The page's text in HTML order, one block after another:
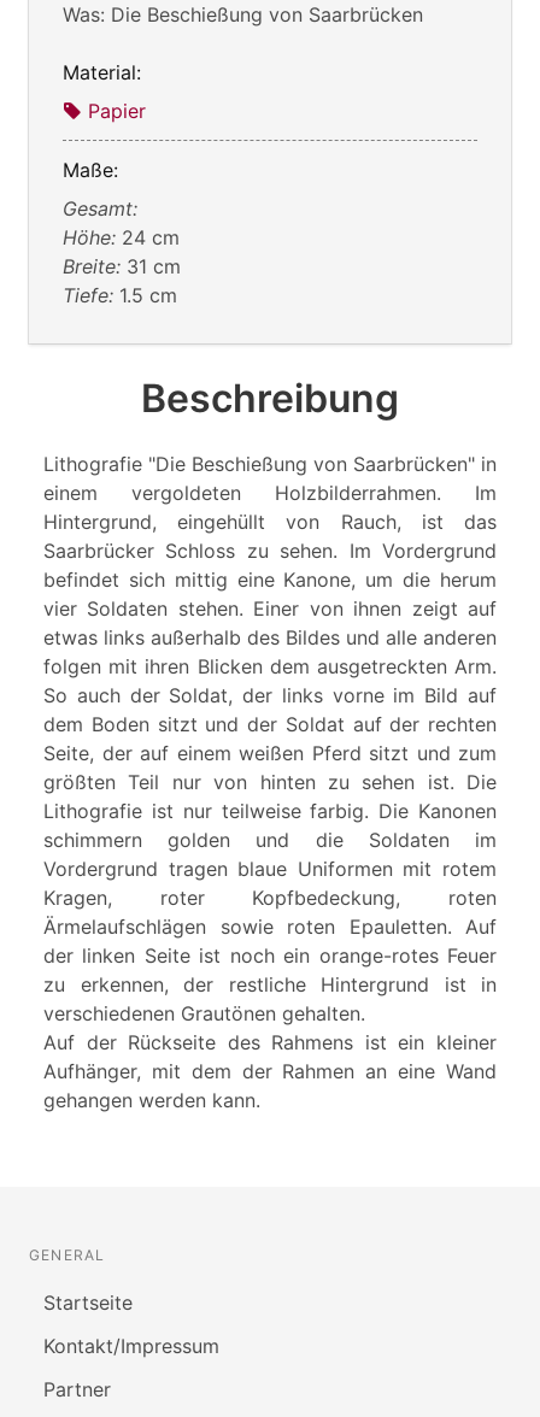
Was: Die Beschießung von Saarbrücken
Material:
Papier
Maße:
Gesamt:
Höhe: 24 cm
Breite: 31 cm
Tiefe: 1.5 cm
Beschreibung
Lithografie "Die Beschießung von Saarbrücken" in
einem vergoldeten Holzbilderrahmen. Im
Hintergrund, eingehüllt von Rauch, ist das
Saarbrücker Schloss zu sehen. Im Vordergrund
befindet sich mittig eine Kanone, um die herum
vier Soldaten stehen. Einer von ihnen zeigt auf
etwas links außerhalb des Bildes und alle anderen
folgen mit ihren Blicken dem ausgetreckten Arm.
So auch der Soldat, der links vorne im Bild auf
dem Boden sitzt und der Soldat auf der rechten
Seite, der auf einem weißen Pferd sitzt und zum
größten Teil nur von hinten zu sehen ist. Die
Lithografie ist nur teilweise farbig. Die Kanonen
schimmern golden und die Soldaten im
Vordergrund tragen blaue Uniformen mit rotem
Kragen, roter Kopfbedeckung, roten
Ärmelaufschlägen sowie roten Epauletten. Auf
der linken Seite ist noch ein orange-rotes Feuer
zu erkennen, der restliche Hintergrund ist in
verschiedenen Grautönen gehalten.
Auf der Rückseite des Rahmens ist ein kleiner
Aufhänger, mit dem der Rahmen an eine Wand
gehangen werden kann.
GENERAL
Startseite
Kontakt/Impressum
Partner